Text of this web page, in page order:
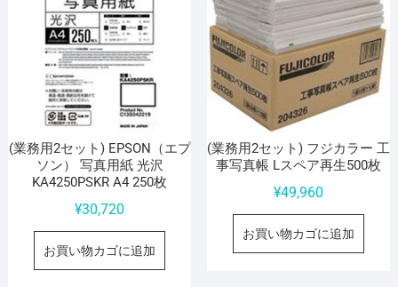
(業務用2セット) EPSON（エプ
ソン） 写真用紙 光沢
KA4250PSKR A4 250枚
¥30,720
お買い物カゴに追加
(業務用2セット) フジカラー 工
事写真帳 Lスペア再生500枚
¥49,960
お買い物カゴに追加